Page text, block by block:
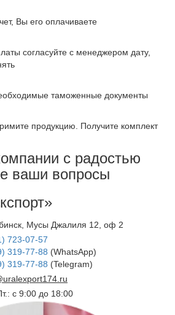
Вы его оплачиваете
согласуйте с менеджером дату,
таможенные документы
продукцию. Получите комплект
с радостью
ваши вопросы
Мусы Джалиля 12, оф 2
723-07-57
319-77-88 (WhatsApp)
319-77-88 (Telegram)
c 9:00 до 18:00